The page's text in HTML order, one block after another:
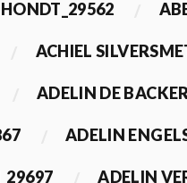
ACHIEL
ADELIN DE
ADELIN
ADELIN